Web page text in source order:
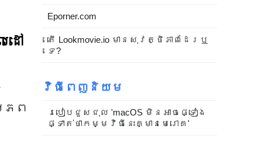
ៅ
ភព
Eporner.com
តើ Lookmovie.io មានសុវត្ថិភាពដែរឬ
ទេ?
វិធីពេញនិយម
របៀបជួសជុល 'macOS មិនអាចផ្ទៀង
ផ្ទាត់ថាកម្មវិធីនេះគ្មានមេរោគ'